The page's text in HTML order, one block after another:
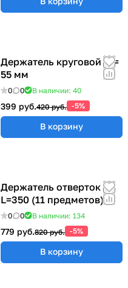
Держатель круговой Ø =
55 мм
0 0 В наличии: 40
399 руб.420 руб. -5%
В корзину
Держатель отверток
L=350 (11 предметов)
0 0 В наличии: 134
779 руб.820 руб. -5%
В корзину